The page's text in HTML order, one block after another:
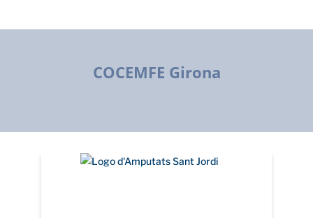
COCEMFE Girona